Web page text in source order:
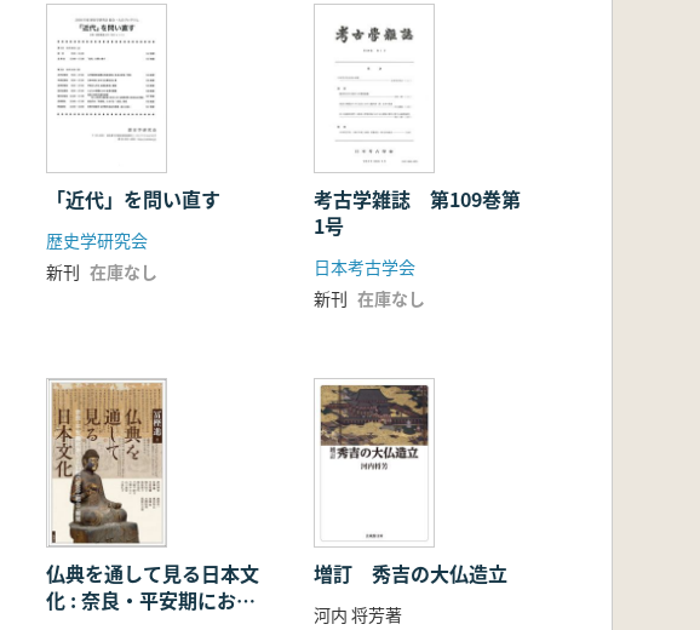
「近代」を問い直す
歴史学研究会
新刊 在庫なし
考古学雑誌 第109巻第
1号
日本考古学会
新刊 在庫なし
仏典を通して見る日本文
化 : 奈良・平安期におけ
増訂 秀吉の大仏造立
河内 将芳著